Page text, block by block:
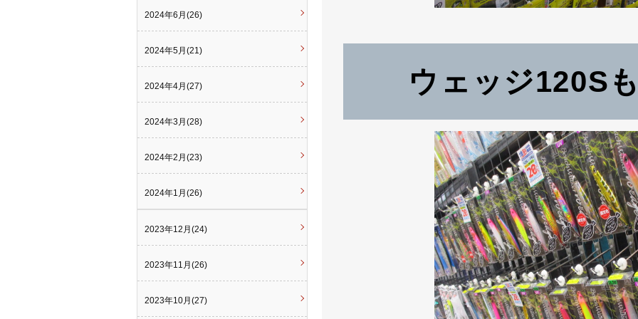
ウェッジ120S
2024年6月(26)
2024年5月(21)
2024年4月(27)
2024年3月(28)
2024年2月(23)
2024年1月(26)
2023年12月(24)
2023年11月(26)
2023年10月(27)